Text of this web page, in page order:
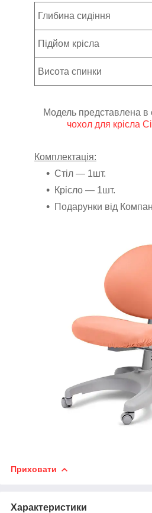
Глибина сидіння
Підйом крісла
Висота спинки
Модель представлена в
чохол для крісла
Комплектація:
Стіл ― 1шт.
Крісло ― 1шт.
Подарунки від
Приховати
Характеристики